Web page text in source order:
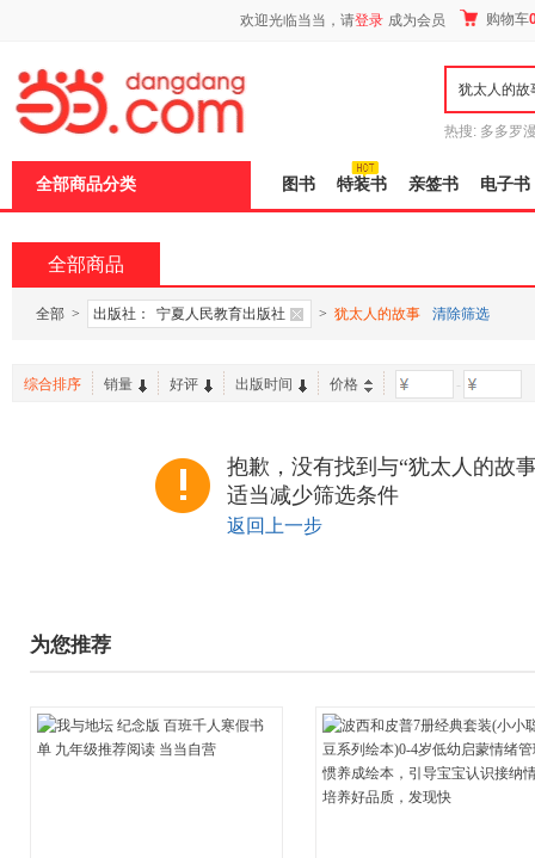
欢迎光临当当，请登录 成为会员 购物车
热搜: 多多罗
全部商品分类 图书 特装书 亲签书 电子书
全部商品
全部 > 出版社： 宁夏人民教育出版社 > 犹太人的故事 清除筛选
综合排序 销量 好评 出版时间 价格 -
抱歉，没有找到与“犹太人的故
适当减少筛选条件
返回上一步
为您推荐
页
加